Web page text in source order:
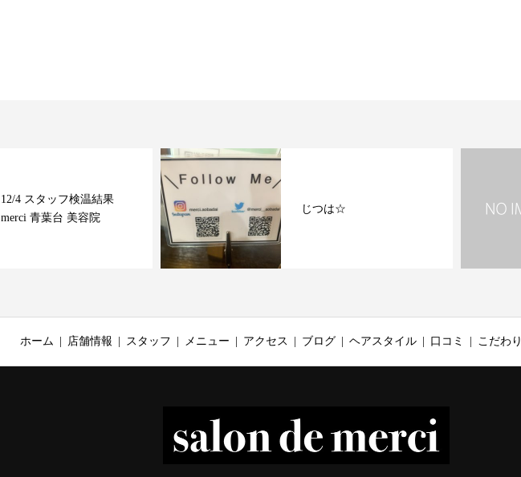
12/4 スタッフ検温結果
merci 青葉台 美容院
じつは☆
ホーム 店舗情報 スタッフ メニュー アクセス ブログ ヘアスタイル 口コミ こだわり